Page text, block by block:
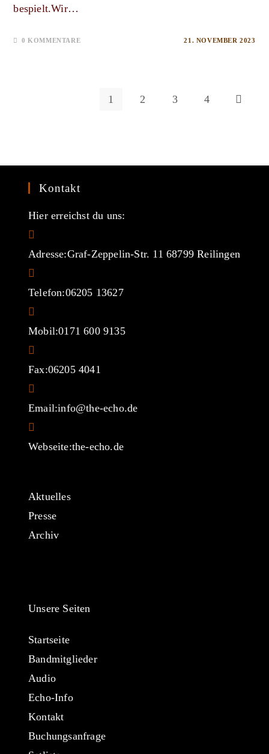
bespielt.Wir…
0 KOMMENTARE 21. NOVEMBER 2023
1 2 3 4
Kontakt
Hier erreichst du uns:
Adresse:Graf-Zeppelin-Str. 11 68799 Reilingen
Telefon:06205 13627
Mobil:0171 600 9135
Fax:06205 4041
Email:info@the-echo.de
Webseite:the-echo.de
Aktuelles
Presse
Archiv
Unsere Seiten
Startseite
Bandmitglieder
Audio
Echo-Info
Kontakt
Buchungsanfrage